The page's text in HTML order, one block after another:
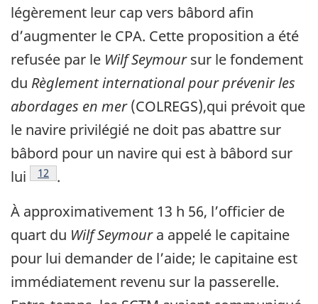
légèrement leur cap vers bâbord afin
d’augmenter le CPA. Cette proposition a été
refusée par le Wilf Seymoursur le fondement
du Règlement international pour prévenir les
abordages en mer(COLREGS),qui prévoit que
le navire privilégié ne doit pas abattre sur
bâbord pour un navire qui est à bâbord sur
lui
Note de bas de page
12
.
À approximativement 13 h 56, l’officier de
quart du Wilf Seymoura appelé le capitaine
pour lui demander de l’aide; le capitaine est
immédiatement revenu sur la passerelle.